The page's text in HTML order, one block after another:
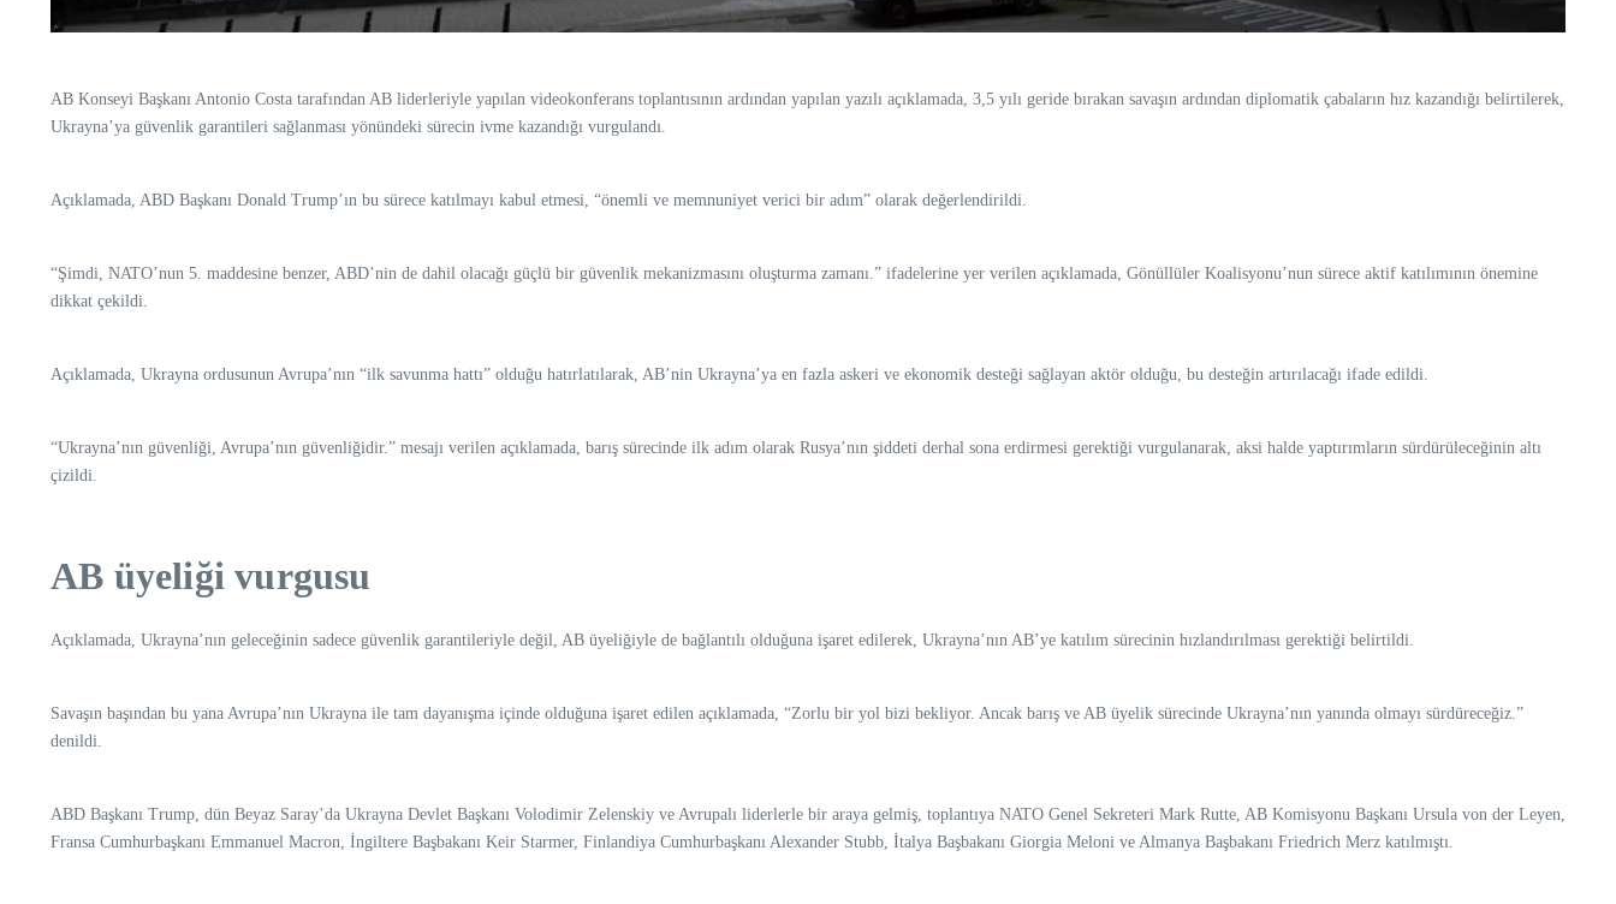
AB Konseyi Başkanı Antonio Costa tarafından AB liderleriyle yapılan videokonferans toplantısının ardından yapılan yazılı açıklamada, 3,5 yılı geride bırakan savaşın ardından diplomatik çabaların hız kazandığı belirtilerek,
Ukrayna’ya güvenlik garantileri sağlanması yönündeki sürecin ivme kazandığı vurgulandı.
Açıklamada, ABD Başkanı Donald Trump’ın bu sürece katılmayı kabul etmesi, “önemli ve memnuniyet verici bir adım” olarak değerlendirildi.
“Şimdi, NATO’nun 5. maddesine benzer, ABD’nin de dahil olacağı güçlü bir güvenlik mekanizmasını oluşturma zamanı.” ifadelerine yer verilen açıklamada, Gönüllüler Koalisyonu’nun sürece aktif katılımının önemine
dikkat çekildi.
Açıklamada, Ukrayna ordusunun Avrupa’nın “ilk savunma hattı” olduğu hatırlatılarak, AB’nin Ukrayna’ya en fazla askeri ve ekonomik desteği sağlayan aktör olduğu, bu desteğin artırılacağı ifade edildi.
“Ukrayna’nın güvenliği, Avrupa’nın güvenliğidir.” mesajı verilen açıklamada, barış sürecinde ilk adım olarak Rusya’nın şiddeti derhal sona erdirmesi gerektiği vurgulanarak, aksi halde yaptırımların sürdürüleceğinin altı
çizildi.
AB üyeliği vurgusu
Açıklamada, Ukrayna’nın geleceğinin sadece güvenlik garantileriyle değil, AB üyeliğiyle de bağlantılı olduğuna işaret edilerek, Ukrayna’nın AB’ye katılım sürecinin hızlandırılması gerektiği belirtildi.
Savaşın başından bu yana Avrupa’nın Ukrayna ile tam dayanışma içinde olduğuna işaret edilen açıklamada, “Zorlu bir yol bizi bekliyor. Ancak barış ve AB üyelik sürecinde Ukrayna’nın yanında olmayı sürdüreceğiz.”
denildi.
ABD Başkanı Trump, dün Beyaz Saray’da Ukrayna Devlet Başkanı Volodimir Zelenskiy ve Avrupalı liderlerle bir araya gelmiş, toplantıya NATO Genel Sekreteri Mark Rutte, AB Komisyonu Başkanı Ursula von der Leyen,
Fransa Cumhurbaşkanı Emmanuel Macron, İngiltere Başbakanı Keir Starmer, Finlandiya Cumhurbaşkanı Alexander Stubb, İtalya Başbakanı Giorgia Meloni ve Almanya Başbakanı Friedrich Merz katılmıştı.